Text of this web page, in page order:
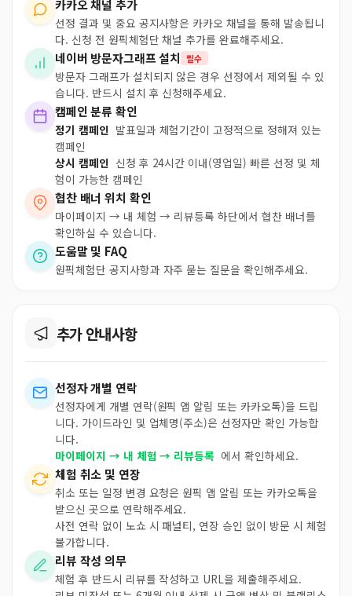
카카오 채널 추가
선정 결과 및 중요 공지사항은 카카오 채널을 통해 발송됩니
다. 신청 전 원픽체험단 채널 추가를 완료해주세요.
네이버 방문자그래프 설치 필수
방문자 그래프가 설치되지 않은 경우 선정에서 제외될 수 있
습니다. 반드시 설치 후 신청해주세요.
캠페인 분류 확인
정기 캠페인 발표일과 체험기간이 고정적으로 정해져 있는
캠페인
상시 캠페인 신청 후 24시간 이내(영업일) 빠른 선정 및 체
험이 가능한 캠페인
협찬 배너 위치 확인
마이페이지 → 내 체험 → 리뷰등록 하단에서 협찬 배너를
확인하실 수 있습니다.
도움말 및 FAQ
원픽체험단 공지사항과 자주 묻는 질문을 확인해주세요.
추가 안내사항
선정자 개별 연락
선정자에게 개별 연락(원픽 앱 알림 또는 카카오톡)을 드립
니다. 가이드라인 및 업체명(주소)은 선정자만 확인 가능합
니다.
마이페이지 → 내 체험 → 리뷰등록 에서 확인하세요.
체험 취소 및 연장
취소 또는 일정 변경 요청은 원픽 앱 알림 또는 카카오톡을
받으신 곳으로 연락해주세요.
사전 연락 없이 노쇼 시 패널티, 연장 승인 없이 방문 시 체험
불가합니다.
리뷰 작성 의무
체험 후 반드시 리뷰를 작성하고 URL을 제출해주세요.